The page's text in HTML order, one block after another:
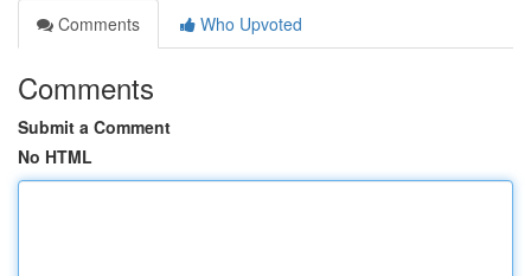
Comments
Who Upvoted
Comments
Submit a Comment
No HTML